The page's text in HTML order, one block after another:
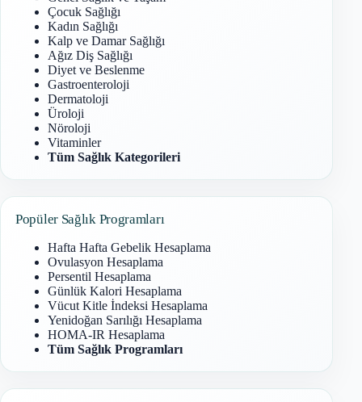
Çocuk Sağlığı
Kadın Sağlığı
Kalp ve Damar Sağlığı
Ağız Diş Sağlığı
Diyet ve Beslenme
Gastroenteroloji
Dermatoloji
Üroloji
Nöroloji
Vitaminler
Tüm Sağlık Kategorileri
Popüler Sağlık Programları
Hafta Hafta Gebelik Hesaplama
Ovulasyon Hesaplama
Persentil Hesaplama
Günlük Kalori Hesaplama
Vücut Kitle İndeksi Hesaplama
Yenidoğan Sarılığı Hesaplama
HOMA-IR Hesaplama
Tüm Sağlık Programları